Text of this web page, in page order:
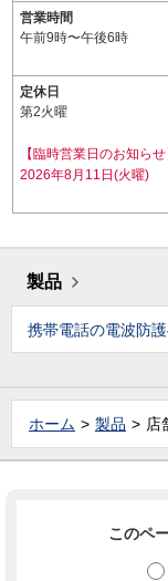
営業時間
午前9時〜午後6時
定休日
第2火曜
【臨時営業日のお知らせ
2026年8月11日(火曜)
製品
携帯電話の電波防
ホーム 製品 店
このペ